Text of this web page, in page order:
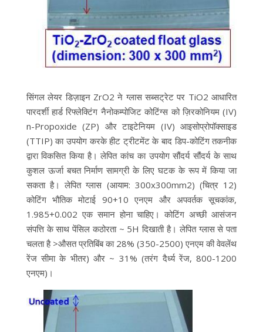
सिंगल लेयर डिज़ाइन ZrO2 ने ग्लास सब्सट्रेट पर TiO2 आधारित
पारदर्शी हार्ड रिफ्लेक्टिंग नैनोकम्पोजिट कोटिंग्स को ज़िरकोनियम (IV)
n-Propoxide (ZP) और टाइटेनियम (IV) आइसोप्रोपॉक्साइड
(TTIP) का उपयोग करके हीट ट्रीटमेंट के बाद डिप-कोटिंग तकनीक
द्वारा विकसित किया है। लेपित कांच का उपयोग सौंदर्य सौंदर्य के साथ
कुशल ऊर्जा बचत निर्माण सामग्री के लिए घटक के रूप में किया जा
सकता है। लेपित ग्लास (आयाम: 300x300mm2) (चित्र 12)
कोटिंग भौतिक मोटाई 90+10 एनएम और अपवर्तक सूचकांक,
1.985+0.002 एक समान होना चाहिए। कोटिंग अच्छी आसंजन
संपत्ति के साथ पेंसिल कठोरता ~ 5H दिखाती है। लेपित ग्लास से पता
चलता है >औसत प्रतिबिंब का 28% (350-2500) एनएम की वेवलेंथ
रेंज सीमा के भीतर) और ~ 31% (तरंग दैर्ध्य रेंज, 800-1200
एनएम)।